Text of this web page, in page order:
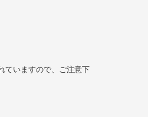
ていますので、ご注意下